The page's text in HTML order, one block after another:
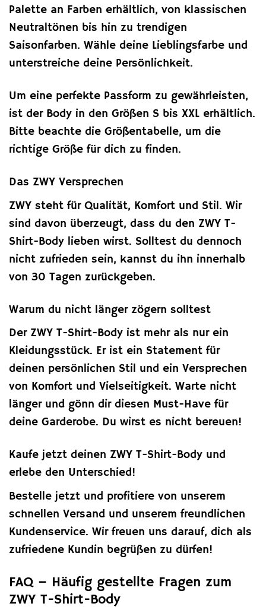
Palette an Farben erhältlich, von klassischen
Neutraltönen bis hin zu trendigen
Saisonfarben. Wähle deine Lieblingsfarbe und
unterstreiche deine Persönlichkeit.
Um eine perfekte Passform zu gewährleisten,
ist der Body in den Größen S bis XXL erhältlich.
Bitte beachte die Größentabelle, um die
richtige Größe für dich zu finden.
Das ZWY Versprechen
ZWY steht für Qualität, Komfort und Stil. Wir
sind davon überzeugt, dass du den ZWY T-
Shirt-Body lieben wirst. Solltest du dennoch
nicht zufrieden sein, kannst du ihn innerhalb
von 30 Tagen zurückgeben.
Warum du nicht länger zögern solltest
Der ZWY T-Shirt-Body ist mehr als nur ein
Kleidungsstück. Er ist ein Statement für
deinen persönlichen Stil und ein Versprechen
von Komfort und Vielseitigkeit. Warte nicht
länger und gönn dir diesen Must-Have für
deine Garderobe. Du wirst es nicht bereuen!
Kaufe jetzt deinen ZWY T-Shirt-Body und
erlebe den Unterschied!
Bestelle jetzt und profitiere von unserem
schnellen Versand und unserem freundlichen
Kundenservice. Wir freuen uns darauf, dich als
zufriedene Kundin begrüßen zu dürfen!
FAQ – Häufig gestellte Fragen zum
ZWY T-Shirt-Body